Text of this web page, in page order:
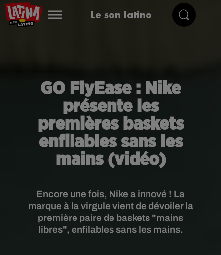
Le son latino
GO FlyEase : Nike
présente les
premières baskets
enfilables sans les
mains (vidéo)
Encore une fois, Nike a innové ! La
marque à la virgule vient de dévoiler la
première paire de baskets "mains
libres", enfilables sans les mains.